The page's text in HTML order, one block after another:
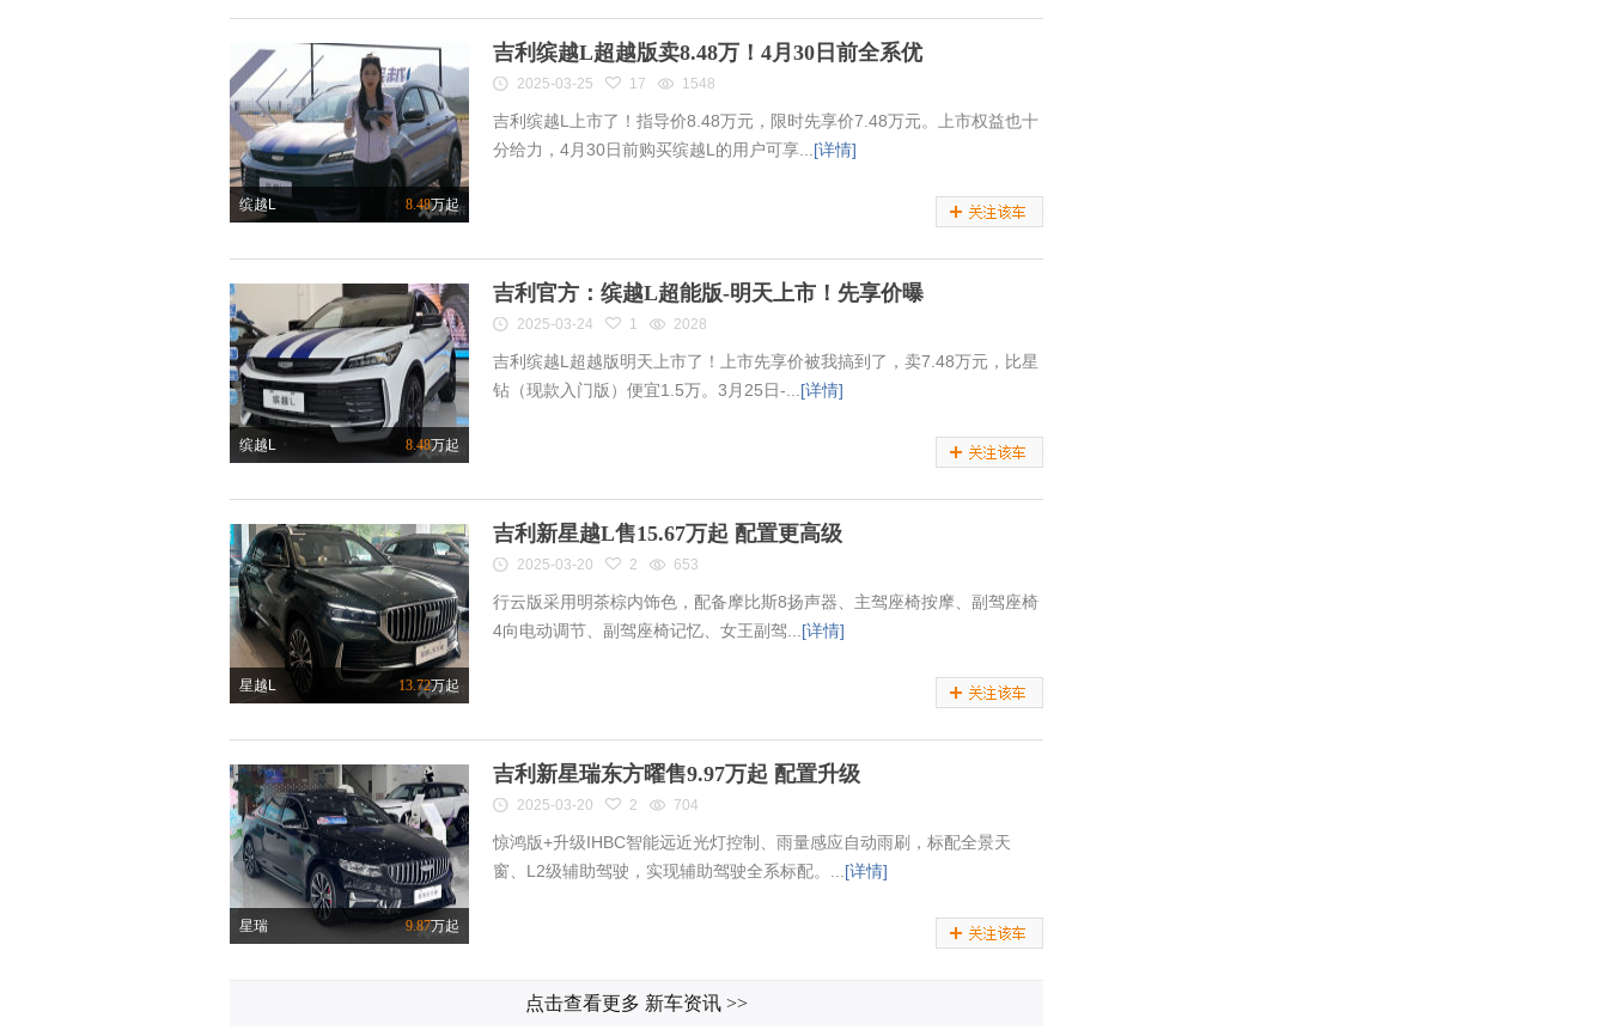
缤越L 8.48万起
吉利缤越L超越版卖8.48万！4月30日前全系优
2025-03-25 17 1548
吉利缤越L上市了！指导价8.48万元，限时先享价7.48万元。上市权益也十
分给力，4月30日前购买缤越L的用户可享... [详情]
缤越L 8.48万起
吉利官方：缤越L超能版-明天上市！先享价曝
2025-03-24 1 2028
吉利缤越L超越版明天上市了！上市先享价被我搞到了，卖7.48万元，比星
钻（现款入门版）便宜1.5万。3月25日-... [详情]
星越L 13.72万起
吉利新星越L售15.67万起 配置更高级
2025-03-20 2 653
行云版采用明茶棕内饰色，配备摩比斯8扬声器、主驾座椅按摩、副驾座椅
4向电动调节、副驾座椅记忆、女王副驾... [详情]
星瑞 9.87万起
吉利新星瑞东方曜售9.97万起 配置升级
2025-03-20 2 704
惊鸿版+升级IHBC智能远近光灯控制、雨量感应自动雨刷，标配全景天
窗、L2级辅助驾驶，实现辅助驾驶全系标配。... [详情]
点击查看更多 新车资讯 >>